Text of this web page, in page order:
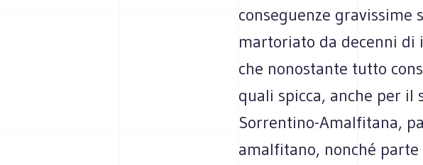
conseguenze
martoriato da decenni di
che nonostante tutto
quali spicca, anche per il
Sorrentino-Amalfitana,
amalfitano, nonché